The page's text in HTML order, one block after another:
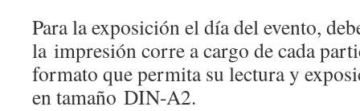
Para la exposición el día del evento,
la impresión corre a cargo de cada
formato que permita su lectura y
en tamaño DIN-A2.